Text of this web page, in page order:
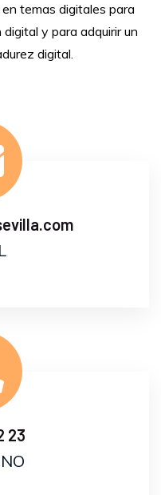
temas digitales para
y para adquirir un
digital.
23